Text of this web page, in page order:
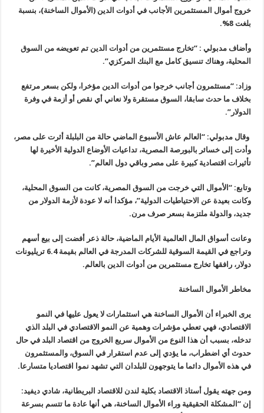
خروج أموال المستثمرين الأجانب في أدوات الدين (الأموال الساخنة)، بنسبة
بلغت 8%.
وأضاف مدبولي : “تخارج مستثمرين من أدوات الدين تم تعويضه من السوق
المحلية، وهناك تنسيق كامل مع البنك المركزي”.
وزاد: “مستثمرون أجانب خرجوا من أدوات الدين مؤخرا، ولكن بسعر مرتفع
بخلاف ما حدث سابقا، السوق مستقرة ولا نعاني أي نقص أو أزمة في وفرة
الدولار”.
وقال مدبولي: “العالم عاش الأسبوع الماضي حالة من البلبلة أثرت على مصر،
وأدت إلى خسائر بالبورصة المصرية، تداعيات الأوضاع الدولية الأخيرة لها
تأثيرات اقتصادية كبيرة على مصر وباقي دول العالم”.
وتابع: “الأموال التي خرجت من السوق المصرية، كانت من السوق المحلية،
وكانت بعيدة عن الاحتياطيات الدولية”، مؤكدا أنه لا عودة لأزمة الدولار من
جديد، والدولة ملتزمة بسعر صرف مرن.
وعانت أسواق المال العالمية الأيام الماضية، حالة ذعر أفضت إلى بيع أسهم
وتراجع في القيمة السوقية للشركات المدرجة في العالم بقيمة 6.4 تريليونات
دولار، رافقها تخارج مستثمرين من أدوات الدين بالعالم.
مخاطر الأموال الساخنة
يرى الخبراء أن الأموال الساخنة هي استثمارات لا يعول عليها في النمو
الاقتصادي، فهي تعطي مؤشرات وهمية عن النمو الاقتصادي في البلد الذي
تدخله، بسبب أن هذا النوع من الأموال سريع الخروج من اقتصاد البلد في حال
حدوث أي اضطراب، ما يؤدي إلى عدم استقرار في السوق، والمستثمرون
في هذه الأموال دائما ما يتوجهون للبلدان التي تشهد نموا اقتصاديا متسارعا.
ومن جهته يقول أستاذ الاقتصاد بكلية لندن للاقتصاد البريطانية، شادي ديفيد:
إن “المشكلة الحقيقية وراء الأموال الساخنة، هي أنها عادة ما تتسم بسرعة